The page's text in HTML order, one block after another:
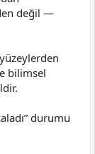
değil —
bilimsel
durumu